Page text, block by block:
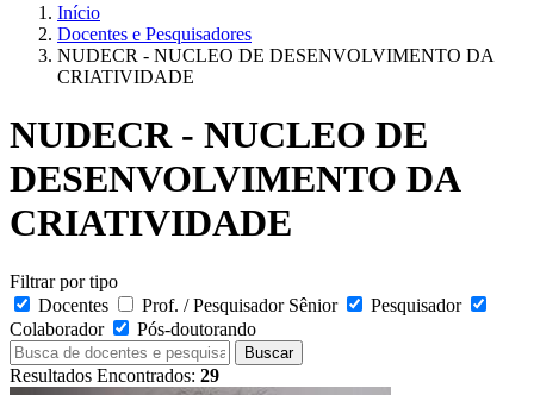
Início
Docentes e Pesquisadores
NUDECR - NUCLEO DE DESENVOLVIMENTO DA
CRIATIVIDADE
NUDECR - NUCLEO DE
DESENVOLVIMENTO DA
CRIATIVIDADE
Filtrar por tipo
Docentes
Prof. / Pesquisador Sênior
Pesquisador
Colaborador
Pós-doutorando
Buscar
Resultados Encontrados: 29